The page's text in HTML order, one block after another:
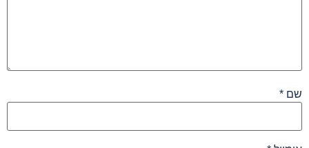
שם *